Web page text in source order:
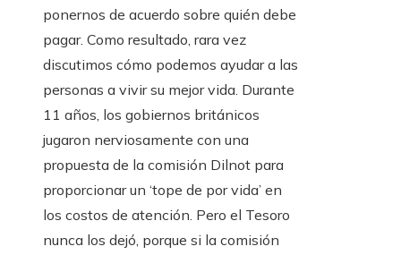
ponernos de acuerdo sobre quién debe
pagar. Como resultado, rara vez
discutimos cómo podemos ayudar a las
personas a vivir su mejor vida. Durante
11 años, los gobiernos británicos
jugaron nerviosamente con una
propuesta de la comisión Dilnot para
proporcionar un ‘tope de por vida’ en
los costos de atención. Pero el Tesoro
nunca los dejó, porque si la comisión